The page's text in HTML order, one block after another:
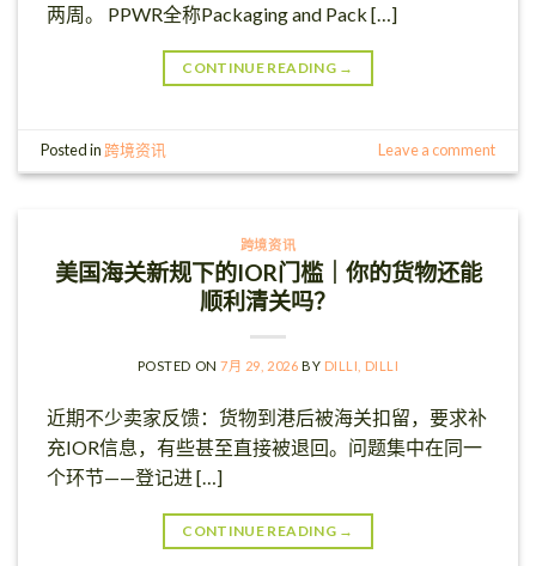
两周。 PPWR全称Packaging and Pack […]
CONTINUE READING →
Posted in 跨境资讯 Leave a comment
跨境资讯
美国海关新规下的IOR门槛｜你的货物还能
顺利清关吗？
POSTED ON7月 29, 2026 BY DILLI, DILLI
近期不少卖家反馈：货物到港后被海关扣留，要求补
充IOR信息，有些甚至直接被退回。问题集中在同一
个环节——登记进 […]
CONTINUE READING →